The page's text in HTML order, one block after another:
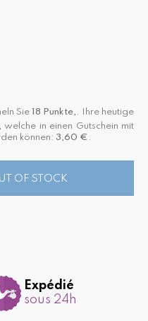
Sie 18 Punkte, . Ihre heutige
welche in einen Gutschein mit
können: 3,60 € .
OF STOCK
Expédié
sous 24h